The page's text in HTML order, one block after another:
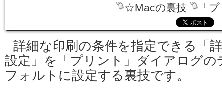
☆Macの裏技 「
詳細な印刷の条件を指定できる「
設定」を「プリント」ダイアログの
フォルトに設定する裏技です。